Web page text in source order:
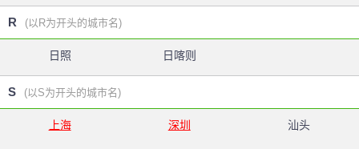
R (以R为开头的城市名)
日照 日喀则
S (以S为开头的城市名)
上海 深圳 汕头